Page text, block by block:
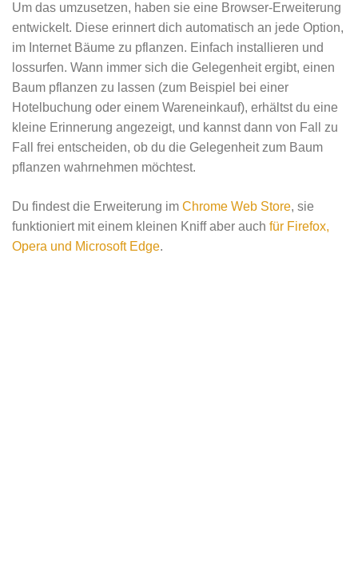
Um das umzusetzen, haben sie eine Browser-Erweiterung
entwickelt. Diese erinnert dich automatisch an jede Option,
im Internet Bäume zu pflanzen. Einfach installieren und
lossurfen. Wann immer sich die Gelegenheit ergibt, einen
Baum pflanzen zu lassen (zum Beispiel bei einer
Hotelbuchung oder einem Wareneinkauf), erhältst du eine
kleine Erinnerung angezeigt, und kannst dann von Fall zu
Fall frei entscheiden, ob du die Gelegenheit zum Baum
pflanzen wahrnehmen möchtest.
Du findest die Erweiterung im Chrome Web Store, sie
funktioniert mit einem kleinen Kniff aber auch für Firefox,
Opera und Microsoft Edge.